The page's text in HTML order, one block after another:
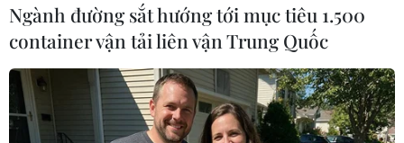
Theo dõi VietnamPlus
Ngành đường sắt hướng tới mục tiêu 1.500
container vận tải liên vận Trung Quốc